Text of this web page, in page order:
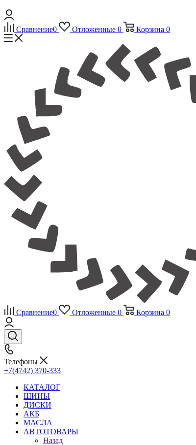
Сравнение0 Отложенные 0 Корзина 0
Сравнение0 Отложенные 0 Корзина 0
Телефоны
+7(4742) 370-333
КАТАЛОГ
ШИНЫ
ДИСКИ
АКБ
МАСЛА
АВТОТОВАРЫ
Назад